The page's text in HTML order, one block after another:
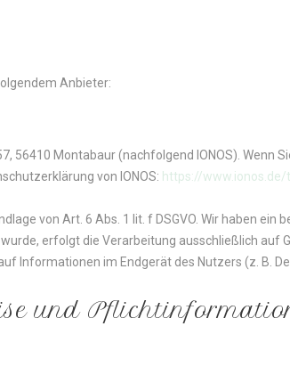
Anbieter:
56410 Montabaur (nachfolgend IONOS). Wenn
von IONOS: https://
von Art. 6 Abs. 1 lit. f DSGVO. Wir haben
erfolgt die Verarbeitung ausschließlich auf
Informationen im Endgerät des Nutzers (z. B.
und